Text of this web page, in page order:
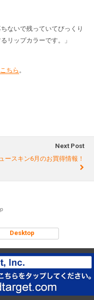
ないで残っていてびっくり
リップカラーです。」
こちら 。
Next Post
ースキン6月のお買得情報！
Desktop